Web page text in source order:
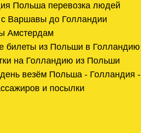
Польша перевозка людей
Варшавы до Голландии
Амстердам
билеты из Польши в Голландию
на Голландию из Польши
везём Польша - Голландия -
и посылки